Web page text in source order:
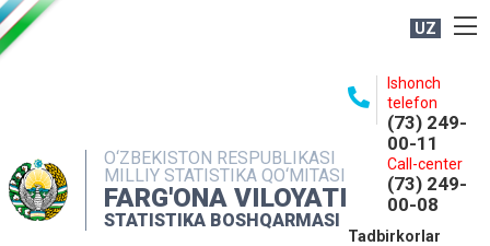
UZ
O‘ZBEKISTON RESPUBLIKASI
MILLIY STATISTIKA QO‘MITASI
FARG'ONA VILOYATI
STATISTIKA BOSHQARMASI
Ishonch
telefon
(73) 249-
00-11
Call-center
(73) 249-
00-08
Tadbirkorlar
NASHRLAR
INTERAKTIV XIZMATLAR
MATBUOT XIZMATI